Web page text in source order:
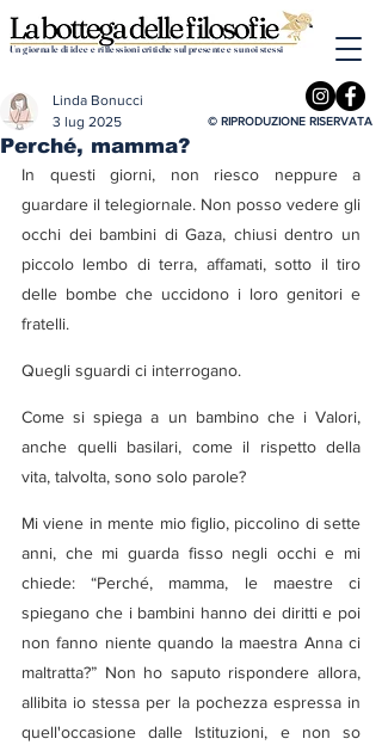
Un giornale di idee e riflessioni critiche sul presente e su noi stessi
Perché, mamma?
Linda Bonucci
3 lug 2025
In questi giorni, non riesco neppure a
guardare il telegiornale. Non posso vedere gli
occhi dei bambini di Gaza, chiusi dentro un
piccolo lembo di terra, affamati, sotto il tiro
delle bombe che uccidono i loro genitori e
fratelli.
Quegli sguardi ci interrogano.
Come si spiega a un bambino che i Valori,
anche quelli basilari, come il rispetto della
vita, talvolta, sono solo parole?
Mi viene in mente mio figlio, piccolino di sette
anni, che mi guarda fisso negli occhi e mi
chiede: “Perché, mamma, le maestre ci
spiegano che i bambini hanno dei diritti e poi
non fanno niente quando la maestra Anna ci
maltratta?” Non ho saputo rispondere allora,
allibita io stessa per la pochezza espressa in
quell'occasione dalle Istituzioni, e non so
© RIPRODUZIONE RISERVATA